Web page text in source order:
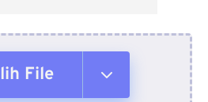
File